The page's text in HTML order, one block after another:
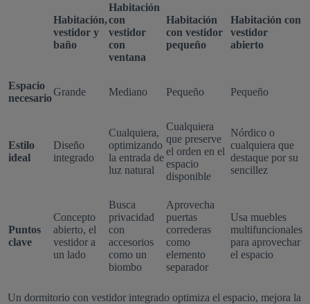
Habitación,
vestidor y
baño
Habitación
con
vestidor
con
ventana
Habitación
con vestidor
pequeño
Habitación con
vestidor
abierto
Espacio
necesario
Grande Mediano Pequeño Pequeño
Estilo
ideal
Diseño
integrado
Cualquiera,
optimizando
la entrada de
luz natural
Cualquiera
que preserve
el orden en el
espacio
disponible
Nórdico o
cualquiera que
destaque por su
sencillez
Puntos
clave
Concepto
abierto, el
vestidor a
un lado
Busca
privacidad
con
accesorios
como un
biombo
Aprovecha
puertas
correderas
como
elemento
separador
Usa muebles
multifuncionales
para aprovechar
el espacio
Un dormitorio con vestidor integrado optimiza el espacio, mejora la